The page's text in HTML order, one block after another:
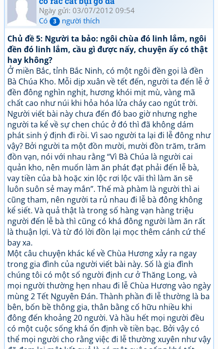
Ngày gửi: 03/07/2012 09:54
Có
3 người thích
Chủ đề 5: Người ta bảo: ngôi chùa đó linh lắm, ngôi
đền đó linh lắm, cầu gì được nấy, chuyện ấy có thật
hay không?
Ở miền Bắc, tỉnh Bắc Ninh, có một ngôi đền gọi là đền
Bà Chúa Kho. Mỗi dịp xuân về tết đến, người ta đến lễ ở
đền đông nghìn nghịt, hương khói mịt mù, vàng mã
chất cao như núi khi hỏa hóa lửa cháy cao ngút trời.
Người viết bài này chưa đến đó bao giờ nhưng nghe
người ta kể về sự chen chúc ở đó thì đã không dám
phát sinh ý định đi rồi. Vì sao người ta lại đi lễ đông như
vậy? Bởi người ta một đồn mười, mười đồn trăm, trăm
đồn vạn, nói với nhau rằng “Vì Bà Chúa là người cai
quản kho, nên muốn làm ăn phát đạt phải đến lễ bà,
vay tiền của bà hoặc xin lộc rơi lộc vãi thì làm ăn sẽ
luôn suôn sẻ may mắn”. Thế mà phàm là người thì ai
cũng tham, nên người ta rủ nhau đi lễ bà đông không
kể siết. Và quả thật là trong số hàng vạn hàng triệu
người đến lễ bà thì cũng có khá đông người làm ăn rất
là thuận lợi. Và từ đó lời đồn lại mọc thêm cánh cứ thế
bay xa.
Một câu chuyện khác kể về Chùa Hương xảy ra ngay
trong gia đình của người viết bài này. Số là gia đình
chúng tôi có một số người định cư ở Thăng Long, và
mọi người thường hẹn nhau đi lễ Chùa Hương vào ngày
mùng 2 Tết Nguyên Đán. Thành phần đi lễ thường là ba
bên, bốn bề thông gia, thân bằng cố hữu nhiều khi
đông đến khoảng 20 người. Và hầu hết mọi người đều
có một cuộc sống khá ổn định về tiền bạc. Bởi vậy có
thể mọi người cho rằng việc đi lễ thường xuyên như vậy